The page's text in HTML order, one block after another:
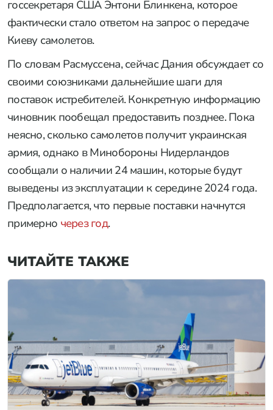
госсекретаря США Энтони Блинкена, которое
фактически стало ответом на запрос о передаче
Киеву самолетов.
По словам Расмуссена, сейчас Дания обсуждает со
своими союзниками дальнейшие шаги для
поставок истребителей. Конкретную информацию
чиновник пообещал предоставить позднее. Пока
неясно, сколько самолетов получит украинская
армия, однако в Минобороны Нидерландов
сообщали о наличии 24 машин, которые будут
выведены из эксплуатации к середине 2024 года.
Предполагается, что первые поставки начнутся
примерно через год.
ЧИТАЙТЕ ТАКЖЕ